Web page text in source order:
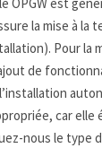
la mise à la
Pour la
de
car
nous le type